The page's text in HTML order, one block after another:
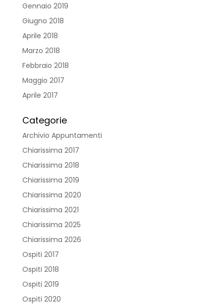
Gennaio 2019
Giugno 2018
Aprile 2018
Marzo 2018
Febbraio 2018
Maggio 2017
Aprile 2017
Categorie
Archivio Appuntamenti
Chiarissima 2017
Chiarissima 2018
Chiarissima 2019
Chiarissima 2020
Chiarissima 2021
Chiarissima 2025
Chiarissima 2026
Ospiti 2017
Ospiti 2018
Ospiti 2019
Ospiti 2020